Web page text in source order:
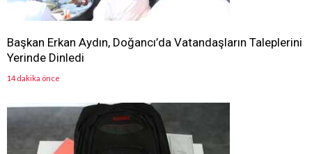
Başkan Erkan Aydın, Doğancı’da Vatandaşların Taleplerini
Yerinde Dinledi
14 dakika önce